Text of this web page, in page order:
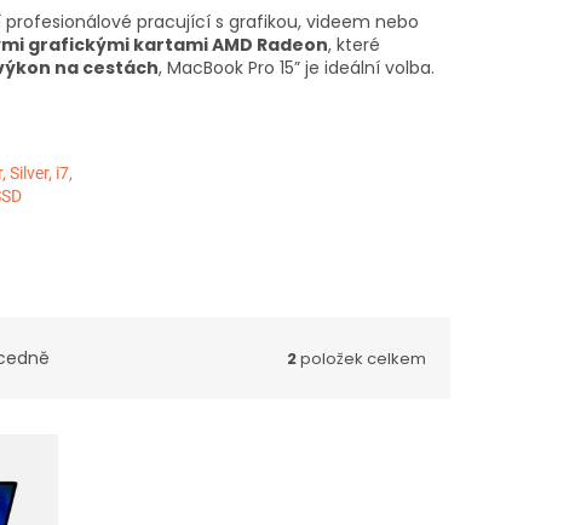
profesionálové pracující s grafikou, videem nebo
grafickými kartami AMD Radeon, které
na cestách, MacBook Pro 15” je ideální volba.
Silver, i7,
2položek celkem